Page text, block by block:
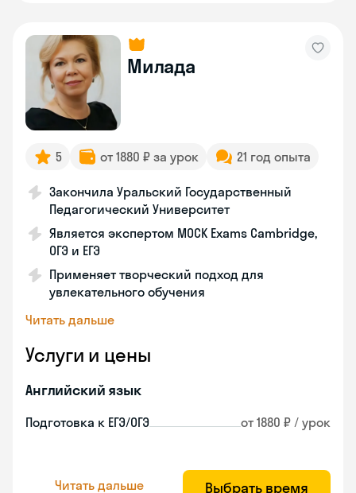
Милада
5 от 1880 ₽ за урок 21 год опыта
Закончила Уральский Государственный
Педагогический Университет
Является экспертом MOCK Exams Cambridge,
ОГЭ и ЕГЭ
Применяет творческий подход для
увлекательного обучения
Читать дальше
Услуги и цены
Английский язык
Подготовка к ЕГЭ/ОГЭ от 1880 ₽ / урок
Читать дальше Выбрать время